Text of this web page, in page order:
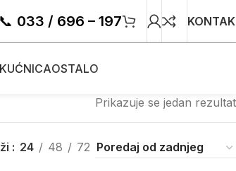
📞 033 / 696 – 197
OSTALO
Prikazuje se jedan rezultat
24 48 72